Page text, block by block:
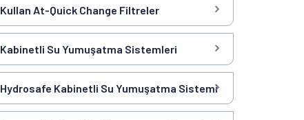
Kullan At-Quick Change Filtreler
Kabinetli Su Yumuşatma Sistemleri
Hydrosafe Kabinetli Su Yumuşatma Sistemi